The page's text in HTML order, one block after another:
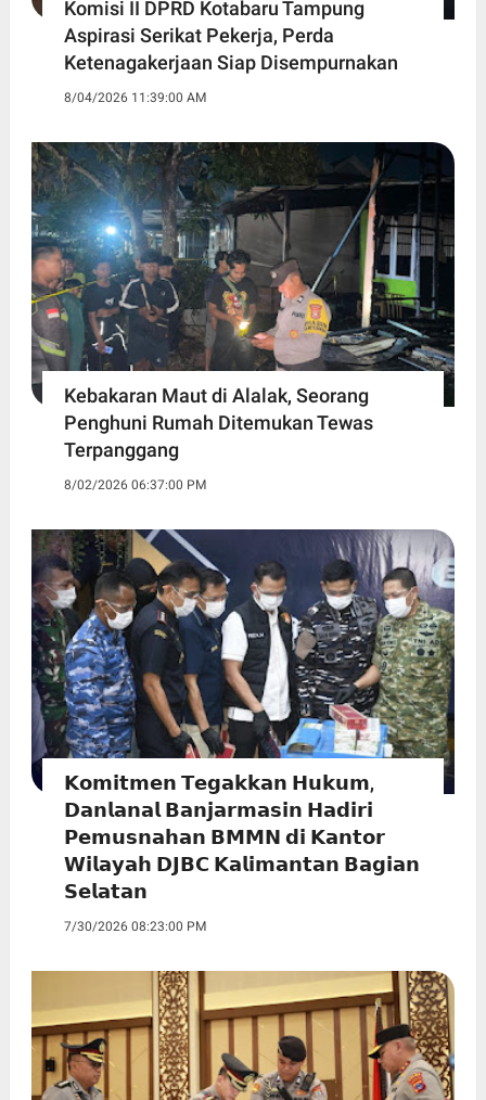
Komisi II DPRD Kotabaru Tampung
Aspirasi Serikat Pekerja, Perda
Ketenagakerjaan Siap Disempurnakan
8/04/2026 11:39:00 AM
Kebakaran Maut di Alalak, Seorang
Penghuni Rumah Ditemukan Tewas
Terpanggang
8/02/2026 06:37:00 PM
𝗞𝗼𝗺𝗶𝘁𝗺𝗲𝗻 𝗧𝗲𝗴𝗮𝗸𝗸𝗮𝗻 𝗛𝘂𝗸𝘂𝗺,
𝗗𝗮𝗻𝗹𝗮𝗻𝗮𝗹 𝗕𝗮𝗻𝗷𝗮𝗿𝗺𝗮𝘀𝗶𝗻 𝗛𝗮𝗱𝗶𝗿𝗶
𝗣𝗲𝗺𝘂𝘀𝗻𝗮𝗵𝗮𝗻 𝗕𝗠𝗠𝗡 𝗱𝗶 𝗞𝗮𝗻𝘁𝗼𝗿
𝗪𝗶𝗹𝗮𝘆𝗮𝗵 𝗗𝗝𝗕𝗖 𝗞𝗮𝗹𝗶𝗺𝗮𝗻𝘁𝗮𝗻 𝗕𝗮𝗴𝗶𝗮𝗻
𝗦𝗲𝗹𝗮𝘁𝗮𝗻
7/30/2026 08:23:00 PM